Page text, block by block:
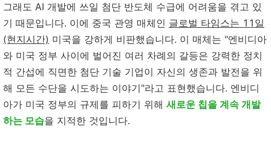
그래도 AI 개발에 쓰일 첨단 반도체 수급에 어려움을 겪고 있
기 때문입니다. 이에 중국 관영 매체인 글로벌 타임스는 11일
(현지시간) 미국을 강하게 비판했습니다. 이 매체는 "엔비디아
와 미국 정부 사이에 벌어진 여러 차례의 갈등은 강력한 정치
적 간섭에 직면한 첨단 기술 기업이 자신의 생존과 발전을 위
해 모든 수단을 시도하는 이야기"라고 표현했습니다. 엔비디
아가 미국 정부의 규제를 피하기 위해 새로운 칩을 계속 개발
하는 모습을 지적한 것입니다.